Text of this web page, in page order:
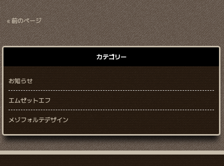
« 前のページ
カテゴリー
お知らせ
エムゼットエフ
メゾフォルテデザイン